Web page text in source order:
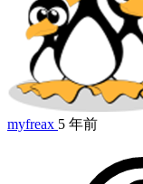
myfreax 5 年前